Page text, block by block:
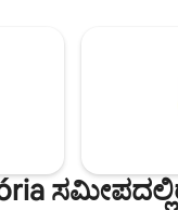
5 ನಿಮಿಷಗಳ ನಡಿಗೆ,
ಮತ್ತು ಇಪಾನೆಮಾ
ಡ್ರೈವ್ ಆಗಿದೆ.